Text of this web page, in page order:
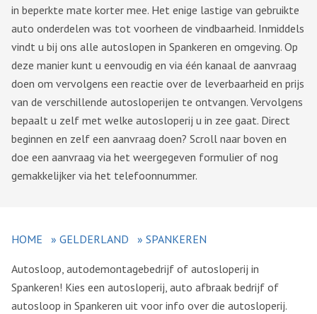
in beperkte mate korter mee. Het enige lastige van gebruikte
auto onderdelen was tot voorheen de vindbaarheid. Inmiddels
vindt u bij ons alle autoslopen in Spankeren en omgeving. Op
deze manier kunt u eenvoudig en via één kanaal de aanvraag
doen om vervolgens een reactie over de leverbaarheid en prijs
van de verschillende autosloperijen te ontvangen. Vervolgens
bepaalt u zelf met welke autosloperij u in zee gaat. Direct
beginnen en zelf een aanvraag doen? Scroll naar boven en
doe een aanvraag via het weergegeven formulier of nog
gemakkelijker via het telefoonnummer.
HOME » GELDERLAND » SPANKEREN
Autosloop, autodemontagebedrijf of autosloperij in
Spankeren! Kies een autosloperij, auto afbraak bedrijf of
autosloop in Spankeren uit voor info over die autosloperij.